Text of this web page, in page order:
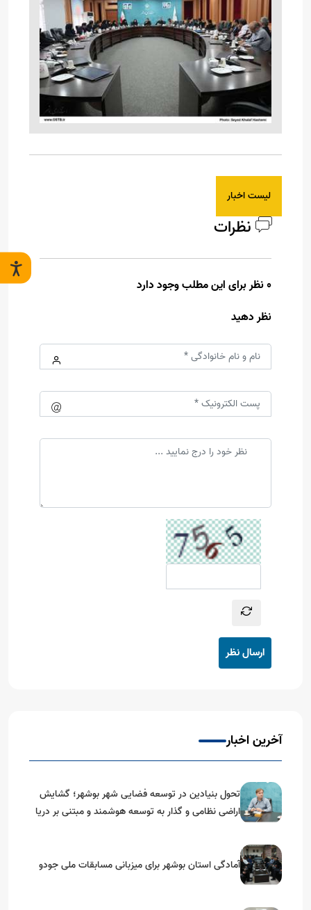
لیست اخبار
نظرات
0 نظر برای این مطلب وجود دارد
نظر دهید
ارسال نظر
آخرین اخبار
تحول بنیادین در توسعه فضایی شهر بوشهر؛ گشایش
اراضی نظامی و گذار به توسعه هوشمند و مبتنی بر دریا
آمادگی استان بوشهر برای میزبانی مسابقات ملی جودو